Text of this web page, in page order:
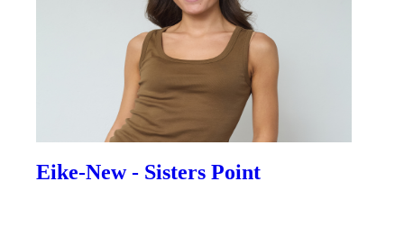
Eike-New - Sisters Point